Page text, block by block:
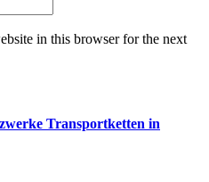
in this browser for the next
Transportketten in